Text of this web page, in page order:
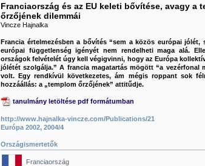
Franciaország és az EU keleti bővítése, avagy a
őrzőjének dilemmái
Vincze Hajnalka
Francia értelmezésben a bővítés “sem a közös európai jólét,
európai függetlenség igényét nem rendelheti maga alá.
országok felvételét úgy kell végigvinni, hogy az Európa
jólétét szolgálja.” A francia magatartás mögött “a vezérfonal
volt. Egy rendkívül következetes, ám mégis roppant sok
hozzáállás: a „templom őrzőjének” attitűdje.
tanulmány letöltése pdf formátumban
http://www.hajnalka-vincze.com/Publications/21
Európa 2002, 2004/4
Országismertetők
Franciaország